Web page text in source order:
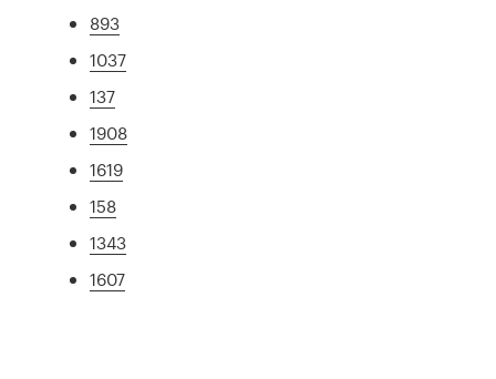
893
1037
137
1908
1619
158
1343
1607